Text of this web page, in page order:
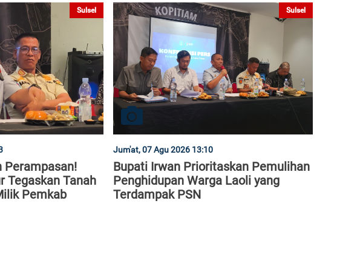
Sulsel
Perampasan!
Tegaskan Tanah
Pemkab
Sulsel
Jum'at, 07 Agu 2026 13:10
Bupati Irwan Prioritaskan Pemulihan
Penghidupan Warga Laoli yang
Terdampak PSN